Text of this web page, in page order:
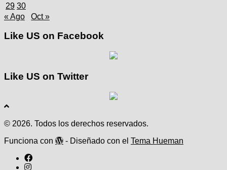
29 30
« Ago
Oct »
Like US on Facebook
Like US on Twitter
© 2026. Todos los derechos reservados.
Funciona con
- Diseñado con el Tema Hueman